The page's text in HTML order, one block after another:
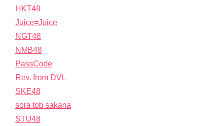
HKT48
Juice=Juice
NGT48
NMB48
PassCode
Rev. from DVL
SKE48
sora tob sakana
STU48